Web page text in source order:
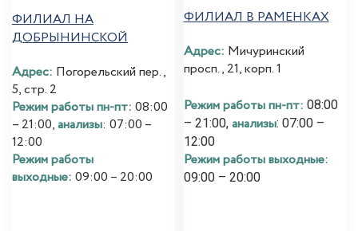
ФИЛИАЛ НА
ДОБРЫНИНСКОЙ
Адрес: Погорельский пер.,
5, стр. 2
Режим работы пн-пт: 08:00
– 21:00,анализы: 07:00 –
12:00
Режим работы
выходные: 09:00 – 20:00
ФИЛИАЛ В РАМЕНКАХ
Адрес: Мичуринский
просп., 21, корп. 1
Режим работы пн-пт: 08:00
– 21:00, анализы: 07:00 –
12:00
Режим работы выходные:
09:00 – 20:00